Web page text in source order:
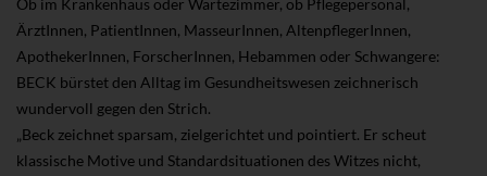
Ob im Krankenhaus oder Wartezimmer, ob Pflegepersonal,
ÄrztInnen, PatientInnen, MasseurInnen, AltenpflegerInnen,
ApothekerInnen, ForscherInnen, Hebammen oder Schwangere:
BECK bürstet den Alltag im Gesundheitswesen zeichnerisch
wundervoll gegen den Strich.
„Beck zeichnet sparsam, zielgerichtet und pointiert. Er scheut
klassische Motive und Standardsituationen des Witzes nicht,